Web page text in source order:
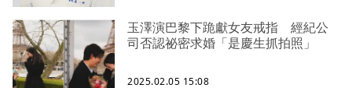
玉澤演巴黎下跪獻女友戒指 經紀公
司否認祕密求婚「是慶生抓拍照」
2025.02.05 15:08